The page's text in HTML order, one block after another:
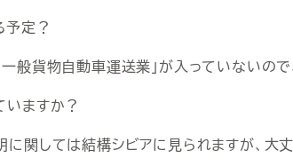
予定？
一般貨物自動車運送業」が入っていないので
いますか？
に関しては結構シビアに見られますが、大